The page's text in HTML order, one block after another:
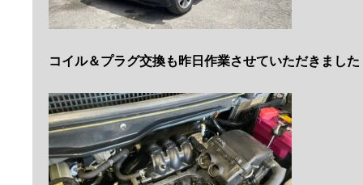
コイル＆プラグ交換も昨日作業させていただきました